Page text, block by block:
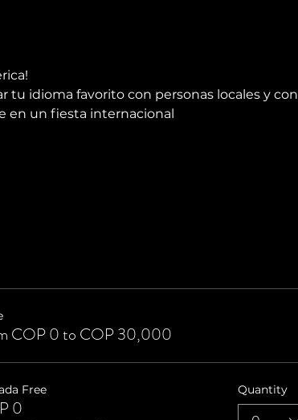
tu idioma favorito con personas locales y con
en un fiesta internacional
COP 0 to COP 30,000
Free
0
Quantity